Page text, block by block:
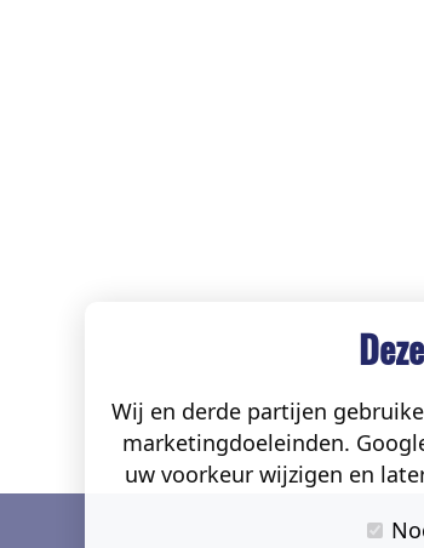
Wij en derde partijen
marketingdoeleinden.
uw voorkeur wijzigen en